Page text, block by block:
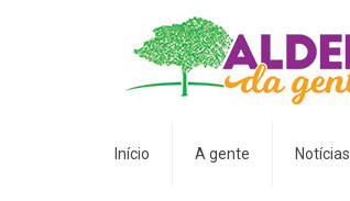
Início A gente Notícias